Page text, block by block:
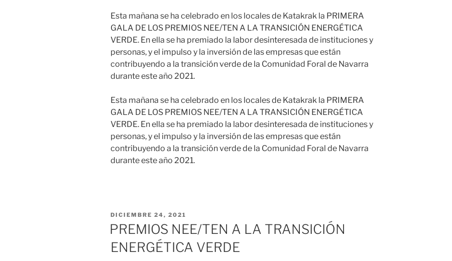
Esta mañana se ha celebrado en los locales de Katakrak la PRIMERA
GALA DE LOS PREMIOS NEE/TEN A LA TRANSICIÓN ENERGÉTICA
VERDE. En ella se ha premiado la labor desinteresada de instituciones y
personas, y el impulso y la inversión de las empresas que están
contribuyendo a la transición verde de la Comunidad Foral de Navarra
durante este año 2021.
Esta mañana se ha celebrado en los locales de Katakrak la PRIMERA
GALA DE LOS PREMIOS NEE/TEN A LA TRANSICIÓN ENERGÉTICA
VERDE. En ella se ha premiado la labor desinteresada de instituciones y
personas, y el impulso y la inversión de las empresas que están
contribuyendo a la transición verde de la Comunidad Foral de Navarra
durante este año 2021.
PUBLICADO
EL
DICIEMBRE 24, 2021
PREMIOS NEE/TEN A LA TRANSICIÓN
ENERGÉTICA VERDE